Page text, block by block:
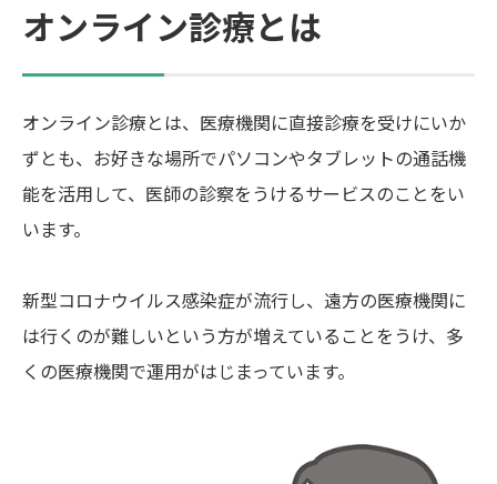
オンライン診療とは
オンライン診療とは、医療機関に直接診療を受けにいか
ずとも、お好きな場所でパソコンやタブレットの通話機
能を活用して、医師の診察をうけるサービスのことをい
います。
新型コロナウイルス感染症が流行し、遠方の医療機関に
は行くのが難しいという方が増えていることをうけ、多
くの医療機関で運用がはじまっています。